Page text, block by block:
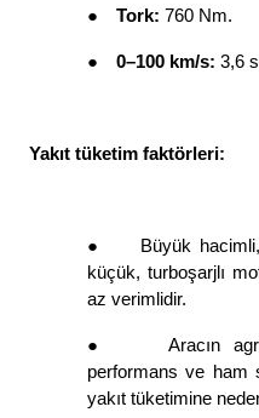
● Tork: 760 Nm.
● 0–100 km/s: 3,6
Yakıt tüketim faktörleri:
●
Büyük
küçük, turboşarjlı
az verimlidir.
●
Aracın
performans ve ham
yakıt tüketimine